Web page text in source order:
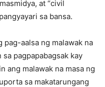
at “civil
sa bansa.
pag-aalsa ng malawak na
sa pagpapabagsak kay
ang malawak na masa ng
sa makatarungang